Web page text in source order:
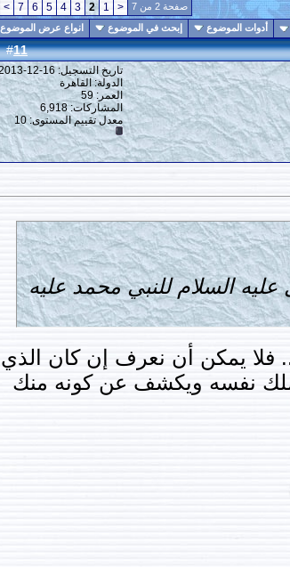
صفحة 2 من 7 <
1
2
3
4
5
6
7
>
أدوات الموضوع إبحث في الموضوع انواع عرض الموضوع
#
11
تاريخ التسجيل: 16-12-2013
الدولة: القاهرة
العمر: 59
المشاركات: 6,918
معدل تقييم المستوى: 10
السلام للنبي محمد عليه
.. فلا يمكن أن نعرف إن كان الذي
نفسه ويكشف عن كونه منك